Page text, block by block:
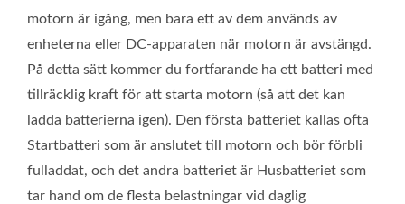
motorn är igång, men bara ett av dem används av
enheterna eller DC-apparaten när motorn är avstängd.
På detta sätt kommer du fortfarande ha ett batteri med
tillräcklig kraft för att starta motorn (så att det kan
ladda batterierna igen). Den första batteriet kallas ofta
Startbatteri som är anslutet till motorn och bör förbli
fulladdat, och det andra batteriet är Husbatteriet som
tar hand om de flesta belastningar vid daglig